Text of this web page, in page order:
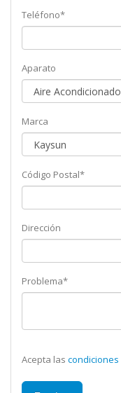
Teléfono*
Aparato
Marca
Código Postal*
Dirección
Problema*
Acepta las condiciones